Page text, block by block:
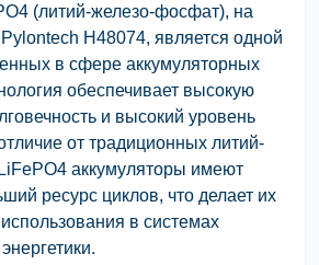
(литий-железо-фосфат), на
H48074, является одной
в сфере аккумуляторных
обеспечивает высокую
и высокий уровень
от традиционных литий-
аккумуляторы имеют
ресурс циклов, что делает их
в системах